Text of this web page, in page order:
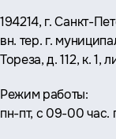
Адрес:
194214, г. Санкт-
вн. тер. г.
Тореза, д. 112, к. 1,
Режим работы:
пн-пт, с 09-00 час.